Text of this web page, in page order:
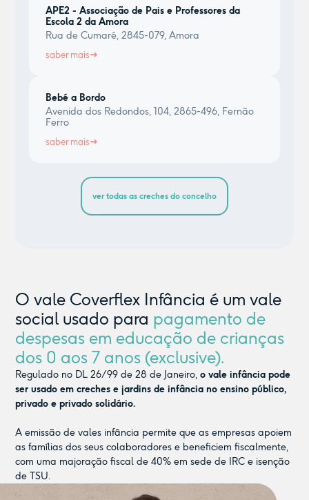
APE2 - Associação de Pais e Professores da
Escola 2 da Amora
Rua de Cumaré, 2845-079, Amora
saber mais
Bebé a Bordo
Avenida dos Redondos, 104, 2865-496, Fernão
Ferro
saber mais
ver todas as creches do concelho
O vale Coverflex Infância é um vale
social usado para pagamento de
despesas em educação de crianças
dos 0 aos 7 anos (exclusive).
Regulado no DL 26/99 de 28 de Janeiro,o vale infância pode
ser usado em creches e jardins de infância no ensino público,
privado e privado solidário.
A emissão de vales infância permite que as empresas apoiem
as famílias dos seus colaboradores e beneficiem fiscalmente,
com uma majoração fiscal de 40% em sede de IRC e isenção
de TSU.